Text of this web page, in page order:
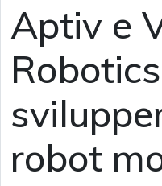
Aptiv e
Robotics
robot